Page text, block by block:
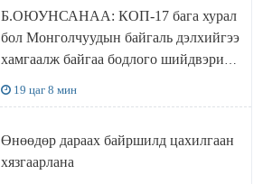
Б.ОЮУНСАНАА: КОП-17 бага хурал
бол Монголчуудын байгаль дэлхийгээ
хамгаалж байгаа бодлого шийдвэрийг
19 цаг 8 мин
Өнөөдөр дараах байршилд цахилгаан
хязгаарлана